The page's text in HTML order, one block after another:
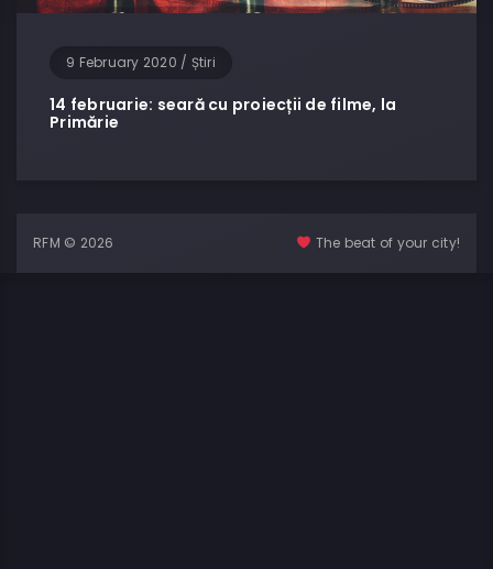
9 February 2020 / Știri
14 februarie: seară cu proiecții de filme, la
Primărie
RFM © 2026 The beat of your city!